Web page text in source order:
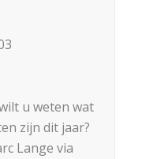
u weten wat
zijn dit jaar?
Lange via